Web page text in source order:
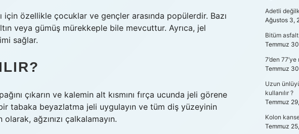
özellikle çocuklar ve gençler arasında popülerdir. Bazı
veya gümüş mürekkeple bile mevcuttur. Ayrıca, jel
sağlar.
çıkarın ve kalemin alt kısmını fırça ucunda jeli görene
tabaka beyazlatma jeli uygulayın ve tüm diş yüzeyinin
ağzınızı çalkalamayın.
Adetli
Ağustos 3,
Bitüm asfalt
Temmuz
7’den 77’ye
Temmuz
Uzun
kullanılır ?
Temmuz
Kolon
Temmuz